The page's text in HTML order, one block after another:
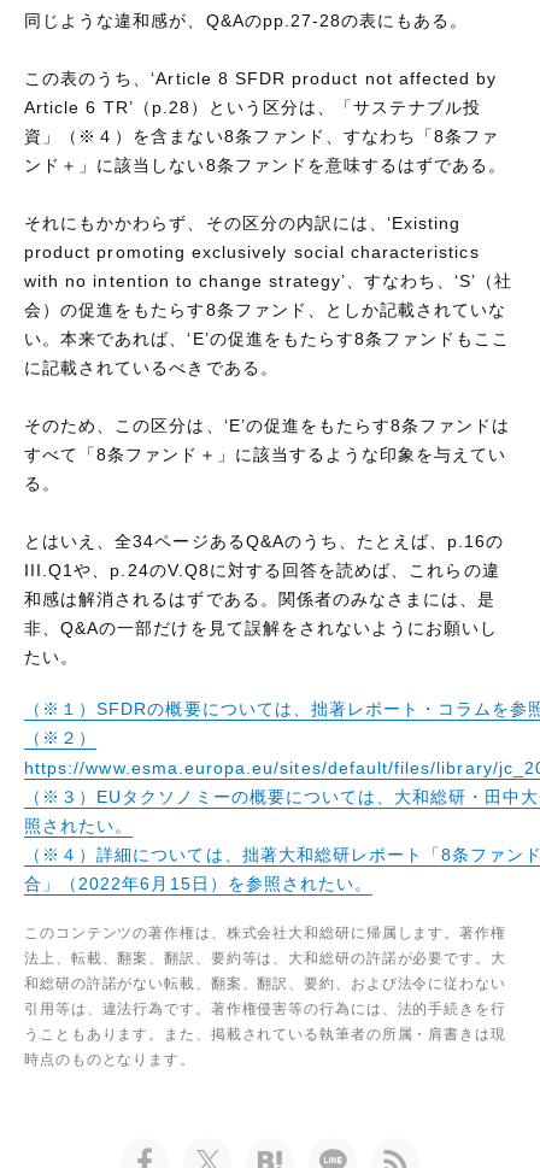
同じような違和感が、Q&Aのpp.27-28の表にもある。
この表のうち、‘Article 8 SFDR product not affected by
Article 6 TR’（p.28）という区分は、「サステナブル投
資」（※４）を含まない8条ファンド、すなわち「8条ファ
ンド＋」に該当しない8条ファンドを意味するはずである。
それにもかかわらず、その区分の内訳には、‘Existing
product promoting exclusively social characteristics
with no intention to change strategy’、すなわち、‘S’（社
会）の促進をもたらす8条ファンド、としか記載されていな
い。本来であれば、‘E’の促進をもたらす8条ファンドもここ
に記載されているべきである。
そのため、この区分は、‘E’の促進をもたらす8条ファンドは
すべて「8条ファンド＋」に該当するような印象を与えてい
る。
とはいえ、全34ページあるQ&Aのうち、たとえば、p.16の
III.Q1や、p.24のV.Q8に対する回答を読めば、これらの違
和感は解消されるはずである。関係者のみなさまには、是
非、Q&Aの一部だけを見て誤解をされないようにお願いし
たい。
（※１）SFDRの概要については、拙著レポート・コラムを参
（※２）
https://www.esma.europa.eu/sites/default/files/library/
（※３）EUタクソノミーの概要については、大和総研・田中
照されたい。
（※４）詳細については、拙著大和総研レポート「8条ファン
合」（2022年6月15日）を参照されたい。
このコンテンツの著作権は、株式会社大和総研に帰属します。著作権
法上、転載、翻案、翻訳、要約等は、大和総研の許諾が必要です。大
和総研の許諾がない転載、翻案、翻訳、要約、および法令に従わない
引用等は、違法行為です。著作権侵害等の行為には、法的手続きを行
うこともあります。また、掲載されている執筆者の所属・肩書きは現
時点のものとなります。